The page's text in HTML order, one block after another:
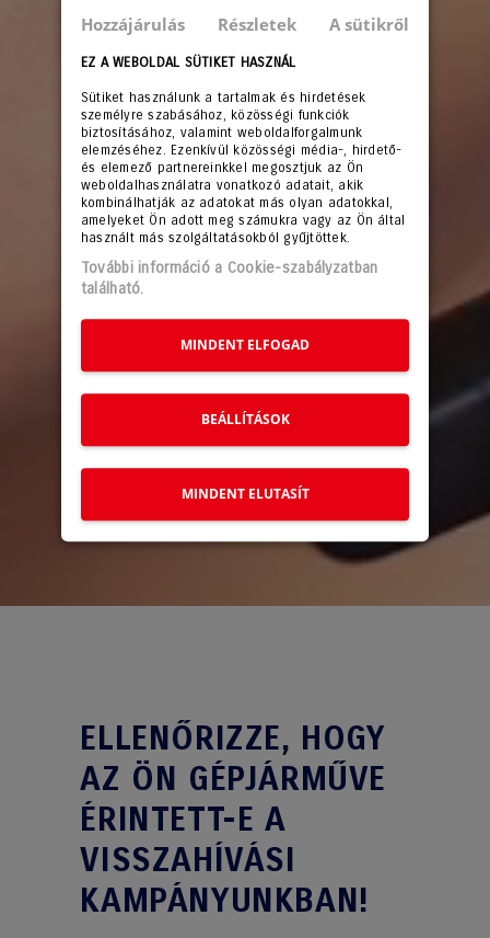
Hozzájárulás Részletek A sütikről
EZ A WEBOLDAL SÜTIKET HASZNÁL
Sütiket használunk a tartalmak és hirdetések
személyre szabásához, közösségi funkciók
biztosításához, valamint weboldalforgalmunk
elemzéséhez. Ezenkívül közösségi média-, hirdető-
és elemező partnereinkkel megosztjuk az Ön
weboldalhasználatra vonatkozó adatait, akik
kombinálhatják az adatokat más olyan adatokkal,
amelyeket Ön adott meg számukra vagy az Ön által
használt más szolgáltatásokból gyűjtöttek.
További információ a Cookie-szabályzatban
található.
MINDENT ELUTASÍT
BEÁLLÍTÁSOK
MINDENT ELFOGAD
ELLENŐRIZZE, HOGY
AZ ÖN GÉPJÁRMŰVE
ÉRINTETT-E A
VISSZAHÍVÁSI
KAMPÁNYUNKBAN!